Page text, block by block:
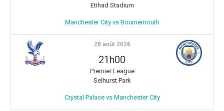
Etihad Stadium
Manchester City vs Bournemouth
28 août 2026
21h00
Premier League
Selhurst Park
Crystal Palace vs Manchester City